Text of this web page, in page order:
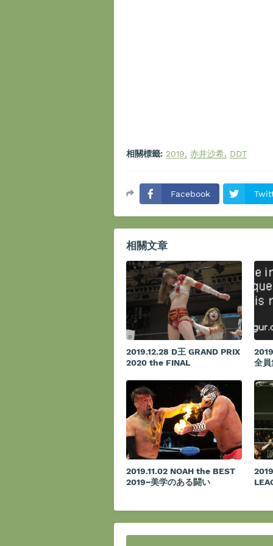
相關標籤: 2019 赤井沙希 DDT
Facebook
相關文章
2019.12.28 D王 GRAND PRIX
2020 the FINAL
全員
2019.11.02 NOAH the BEST
2019~美学のある闘い